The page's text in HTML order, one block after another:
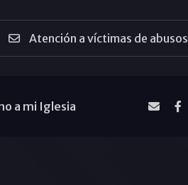
Atención a víctimas de abusos
a mi Iglesia